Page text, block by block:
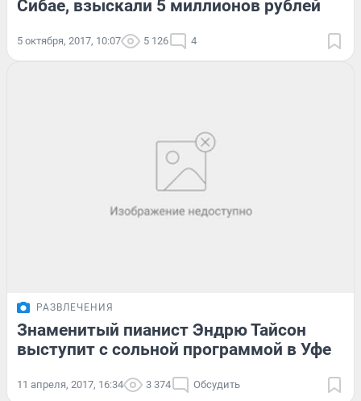
Сибае, взыскали 5 миллионов рублей
5 октября, 2017, 10:07 5 126 4
РАЗВЛЕЧЕНИЯ
Знаменитый пианист Эндрю Тайсон
выступит с сольной программой в Уфе
11 апреля, 2017, 16:34 3 374 Обсудить